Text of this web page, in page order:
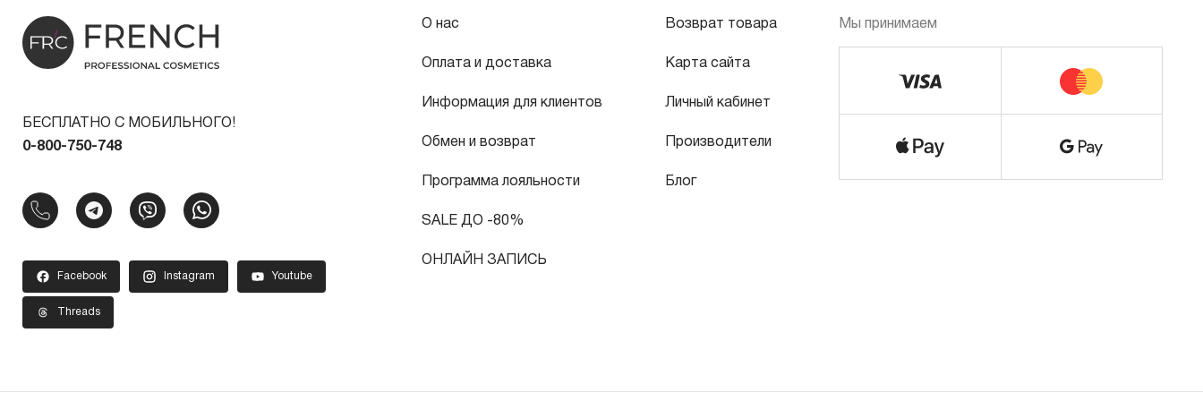
БЕСПЛАТНО С МОБИЛЬНОГО!
0-800-750-748
Facebook Instagram Youtube
Threads
О нас
Оплата и доставка
Информация для клиентов
Обмен и возврат
Программа лояльности
SALE ДО -80%
ОНЛАЙН ЗАПИСЬ
Возврат товара
Карта сайта
Личный кабинет
Производители
Блог
Мы принимаем